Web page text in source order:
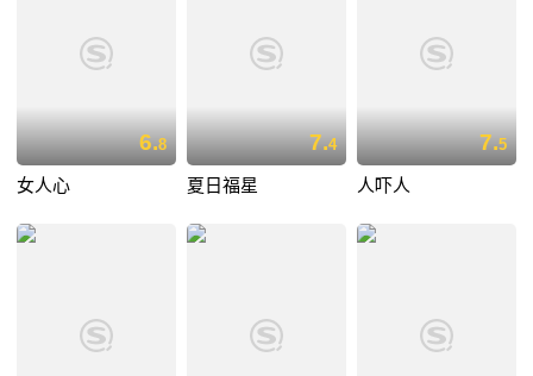
6.8
女人心
7.4
夏日福星
7.5
人吓人